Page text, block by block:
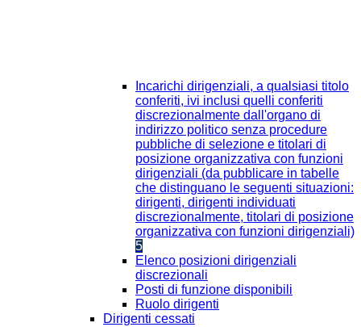
Incarichi dirigenziali, a qualsiasi titolo
conferiti, ivi inclusi quelli conferiti
discrezionalmente dall'organo di
indirizzo politico senza procedure
pubbliche di selezione e titolari di
posizione organizzativa con funzioni
dirigenziali (da pubblicare in tabelle
che distinguano le seguenti situazioni:
dirigenti, dirigenti individuati
discrezionalmente, titolari di posizione
organizzativa con funzioni dirigenziali)
5
Elenco posizioni dirigenziali
discrezionali
Posti di funzione disponibili
Ruolo dirigenti
Dirigenti cessati